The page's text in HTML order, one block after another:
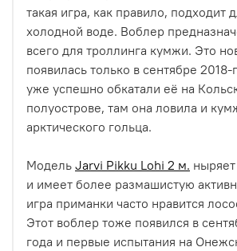
такая игра, как правило, подходит
холодной воде. Воблер
всего для троллинга кумжи. Это
появилась только в сентябре
уже успешно обкатали её на
полуострове, там она ловила и
арктического гольца.
Модель Jarvi Pikku Lohi 2 м.
и имеет более размашистую
игра приманки часто нравится
Этот воблер тоже появился в
года и первые испытания на